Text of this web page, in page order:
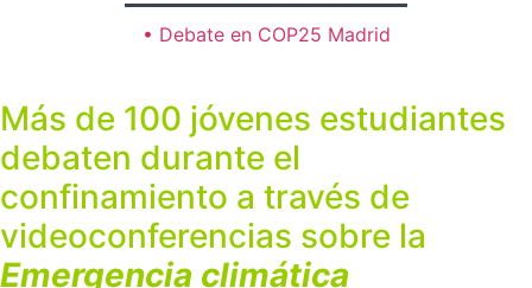
• Debate en COP25 Madrid
Más de 100 jóvenes estudiantes
debaten durante el
confinamiento a través de
videoconferencias sobre la
Emergencia climática